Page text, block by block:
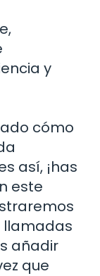
y
cómo
así, ¡has
este
llamadas
añadir
que